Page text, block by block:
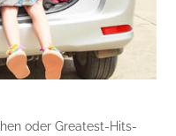
oder Greatest-Hits-